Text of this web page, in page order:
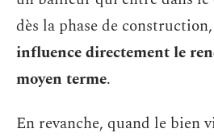
dès la phase de construction,
influence directement le
moyen terme.
En revanche, quand le bien